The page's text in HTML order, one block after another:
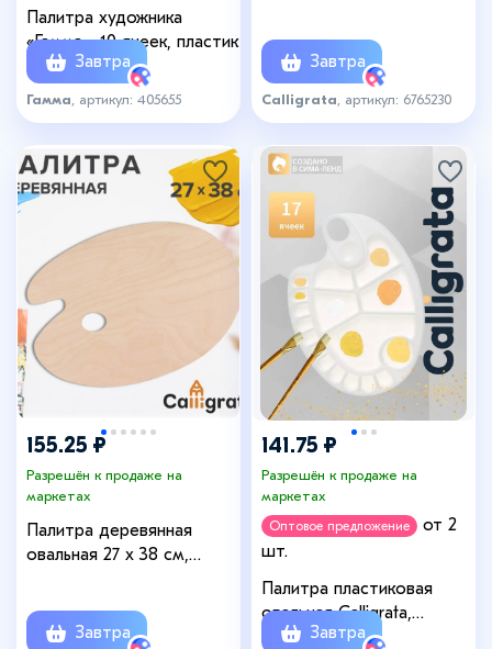
Палитра художника
«Гамма», 10 ячеек, пластик
Завтра
Гамма , артикул: 405655
Завтра
Calligrata , артикул: 6765230
155.25 ₽
Разрешён к продаже на
маркетах
Палитра деревянная
овальная 27 х 38 см,
Завтра
141.75 ₽
Разрешён к продаже на
маркетах
Оптовое предложение
от 2
шт.
Палитра пластиковая
овальная Calligrata,
30×20.5 см, с ячейками, с
Завтра